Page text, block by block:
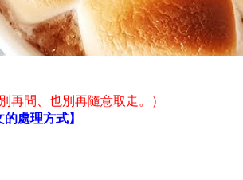
再問、也別再隨意取走。）
的處理方式】